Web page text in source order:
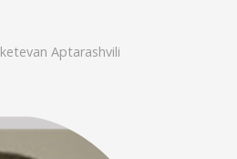
ketevan Aptarashvili